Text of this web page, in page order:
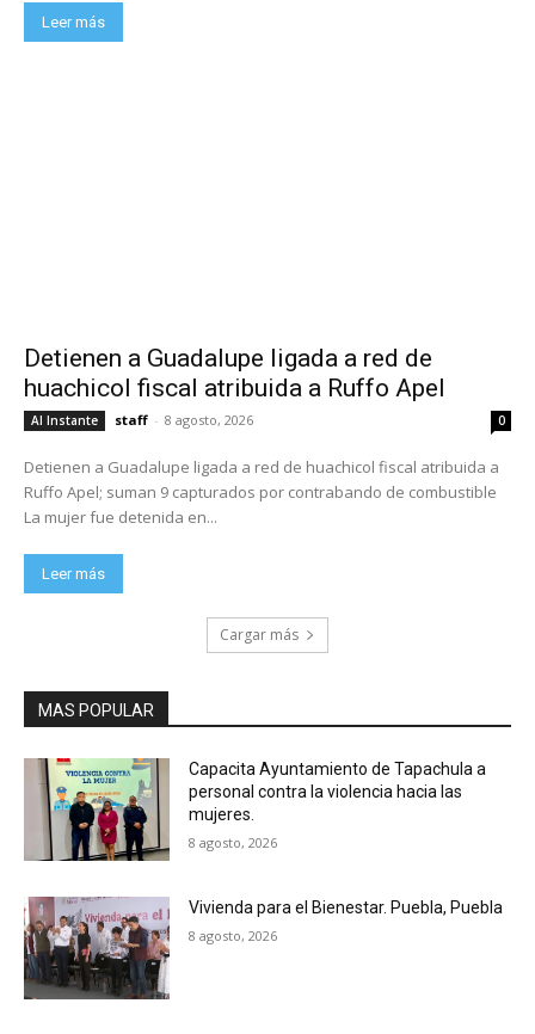
Leer más
Detienen a Guadalupe ligada a red de
huachicol fiscal atribuida a Ruffo Apel
Al Instante staff - 8 agosto, 2026 0
Detienen a Guadalupe ligada a red de huachicol fiscal atribuida a
Ruffo Apel; suman 9 capturados por contrabando de combustible
La mujer fue detenida en...
Leer más
Cargar más
MAS POPULAR
Capacita Ayuntamiento de Tapachula a
personal contra la violencia hacia las
mujeres.
8 agosto, 2026
Vivienda para el Bienestar. Puebla, Puebla
8 agosto, 2026